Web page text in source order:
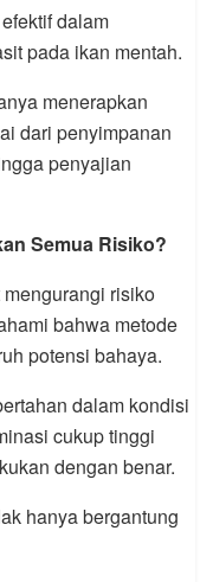
dalam
pada ikan mentah.
menerapkan
dari penyimpanan
penyajian
Semua Risiko?
risiko
bahwa metode
potensi bahaya.
dalam kondisi
cukup tinggi
dengan benar.
hanya bergantung